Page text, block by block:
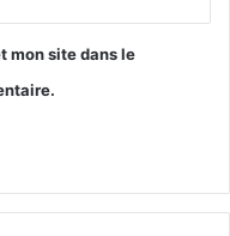
mon site dans le